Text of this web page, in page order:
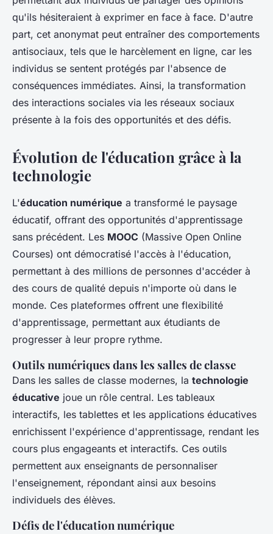
qu'ils hésiteraient à exprimer en face à face. D'autre
part, cet anonymat peut entraîner des comportements
antisociaux, tels que le harcèlement en ligne, car les
individus se sentent protégés par l'absence de
conséquences immédiates. Ainsi, la transformation
des interactions sociales via les réseaux sociaux
présente à la fois des opportunités et des défis.
Évolution de l'éducation grâce à la
technologie
L'éducation numérique a transformé le paysage
éducatif, offrant des opportunités d'apprentissage
sans précédent. Les MOOC (Massive Open Online
Courses) ont démocratisé l'accès à l'éducation,
permettant à des millions de personnes d'accéder à
des cours de qualité depuis n'importe où dans le
monde. Ces plateformes offrent une flexibilité
d'apprentissage, permettant aux étudiants de
progresser à leur propre rythme.
Outils numériques dans les salles de classe
Dans les salles de classe modernes, la technologie
éducative joue un rôle central. Les tableaux
interactifs, les tablettes et les applications éducatives
enrichissent l'expérience d'apprentissage, rendant les
cours plus engageants et interactifs. Ces outils
permettent aux enseignants de personnaliser
l'enseignement, répondant ainsi aux besoins
individuels des élèves.
Défis de l'éducation numérique